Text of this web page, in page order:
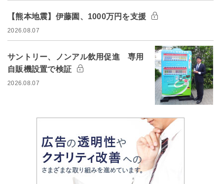
【熊本地震】伊藤園、1000万円を支援
2026.08.07
サントリー、ノンアル飲用促進 専用
自販機設置で検証
2026.08.07